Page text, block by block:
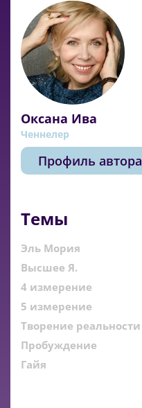
Оксана Ива
Ченнелер
Профиль автора
Темы
Эль Мория
Высшее Я.
4 измерение
5 измерение
Творение реальности
Пробуждение
Гайя